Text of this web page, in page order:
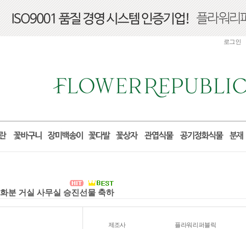
로그인
분 거실 사무실 승진선물 축하
제조사 플라워리퍼블릭